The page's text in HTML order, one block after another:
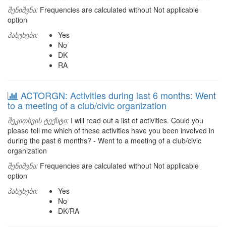
შენიშვნა: Frequencies are calculated without Not applicable
option
პასუხები:
Yes
No
DK
RA
ACTORGN: Activities during last 6 months: Went
to a meeting of a club/civic organization
შეკითხვის ტექსტი: I will read out a list of activities. Could you
please tell me which of these activities have you been involved in
during the past 6 months? - Went to a meeting of a club/civic
organization
შენიშვნა: Frequencies are calculated without Not applicable
option
პასუხები:
Yes
No
DK/RA